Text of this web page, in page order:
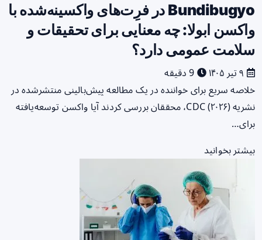
Bundibugyo در فرِت‌های واکسینه‌شده با
واکسن ابولا: چه معنایی برای تحقیقات و
سلامت عمومی دارد؟
خلاصه سریع برای خواننده در یک مطالعه پیش‌بالینی منتشرشده در
نشریه CDC (۲۰۲۶)، محققان بررسی کردند آیا واکسن توسعه‌یافته
برای…
بیشتر بخوانید